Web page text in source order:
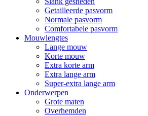
Getailleerde pasvorm
Normale pasvorm
Comfortabele pasvorm
Mouwlengtes
Lange mouw
Korte mouw
Extra korte arm
Extra lange arm
Super-extra lange arm
Onderwerpen
Grote maten
Overhemden